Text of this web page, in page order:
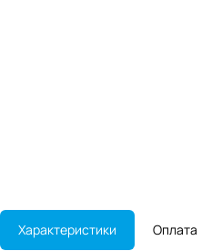
Характеристики Оплата